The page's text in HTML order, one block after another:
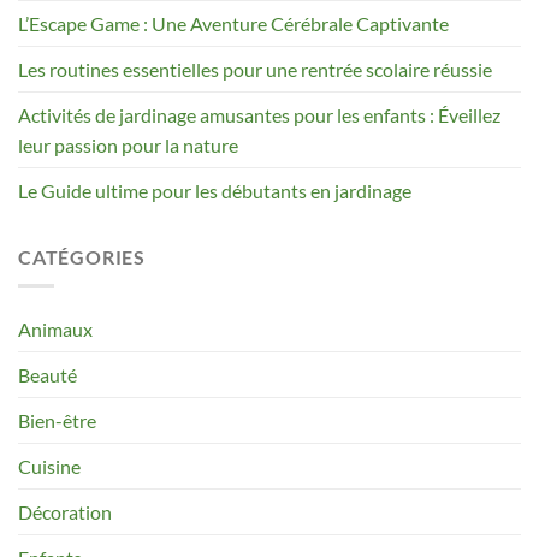
L’Escape Game : Une Aventure Cérébrale Captivante
Les routines essentielles pour une rentrée scolaire réussie
Activités de jardinage amusantes pour les enfants : Éveillez
leur passion pour la nature
Le Guide ultime pour les débutants en jardinage
CATÉGORIES
Animaux
Beauté
Bien-être
Cuisine
Décoration